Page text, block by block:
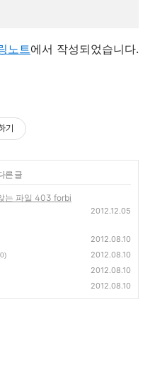
노트에서 작성되었습니다.
기
른 글
는 파일 403 forbi
2012.12.05
2012.08.10
2012.08.10
2012.08.10
2012.08.10